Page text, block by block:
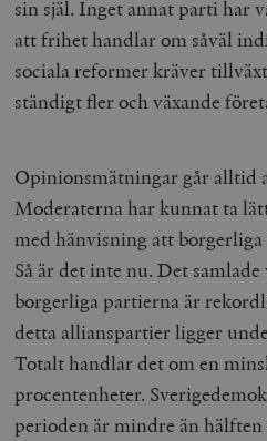
sin själ. Inget annat parti har
att frihet handlar om såväl
sociala reformer kräver
ständigt fler och växande
Opinionsmätningar går alltid
Moderaterna har kunnat ta
med hänvisning att
Så är det inte nu. Det
borgerliga partierna är
detta allianspartier ligger
Totalt handlar det om en
procentenheter.
perioden är mindre än
woocommerce_cart_hash